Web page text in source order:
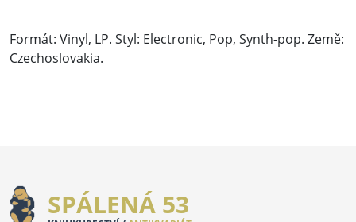
Formát: Vinyl, LP. Styl: Electronic, Pop, Synth-pop. Země:
Czechoslovakia.
SPÁLENÁ 53